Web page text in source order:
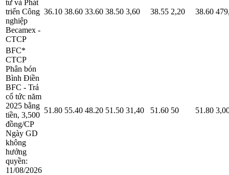
tư và Phát
triển Công
nghiệp
Becamex -
CTCP
36.10 38.60 33.60 38.50 3,60 38.55 2,20 38.60
BFC*
CTCP
Phân bón
Bình Điền
BFC - Trả
cổ tức năm
2025 bằng
tiền, 3,500
đồng/CP
Ngày GD
không
hưởng
quyền:
11/08/2026
51.80 55.40 48.20 51.50 31,40 51.60 50 51.80